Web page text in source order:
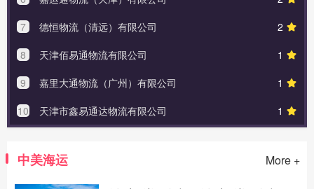
2
7
德恒物流（清远）有限公司
1
8
天津佰易通物流有限公司
1
9
嘉里大通物流（广州）有限公司
1
10 天津市鑫易通达物流有限公司
中美海运 More +